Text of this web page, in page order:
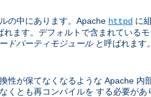
の中にあります。Apache httpd に
れます。デフォルトで含まれている
ドパーティモジュールと呼ばれます。
が保てなくなるような Apache
とも再コンパイルを する必要が